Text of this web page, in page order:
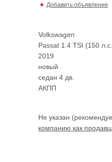
+ Добавить объявление
Volkswagen
Passat 1.4 TSI (150
2019
новый
cедан 4 дв.
АКПП
Не указан
компанию как